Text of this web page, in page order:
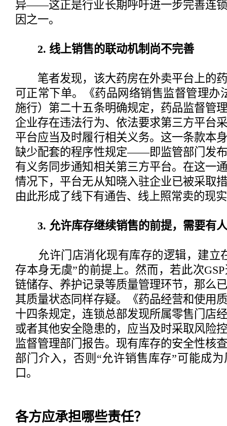
异——这正是行业长期呼吁进一步完善连
因之一。
2. 线上销售的联动机制尚不完善
笔者发现，该大药房在外卖平台上的药
可正常下单。《药品网络销售监督管理办
施行）第二十五条明确规定，药品监督管
企业存在违法行为、依法要求第三方平台
平台应当及时履行相关义务。这一条款本
缺少配套的程序性规定——即监管部门发
有义务同步通知相关第三方平台。在这一
情况下，平台无从知晓入驻企业已被采取
由此形成了线下有通告、线上照常卖的现
3. 允许库存继续销售的前提，需要有
允许门店消化现有库存的逻辑，建立
存本身无虞”的前提上。然而，若此次
链储存、养护记录等质量管理环节，那么
其质量状态同样存疑。《药品经营和使用
十四条规定，连锁总部发现所属零售门店
或者其他安全隐患的，应当及时采取风险
监督管理部门报告。现有库存的安全性核
部门介入，否则“允许销售库存”可能成
口。
各方应承担哪些责任？